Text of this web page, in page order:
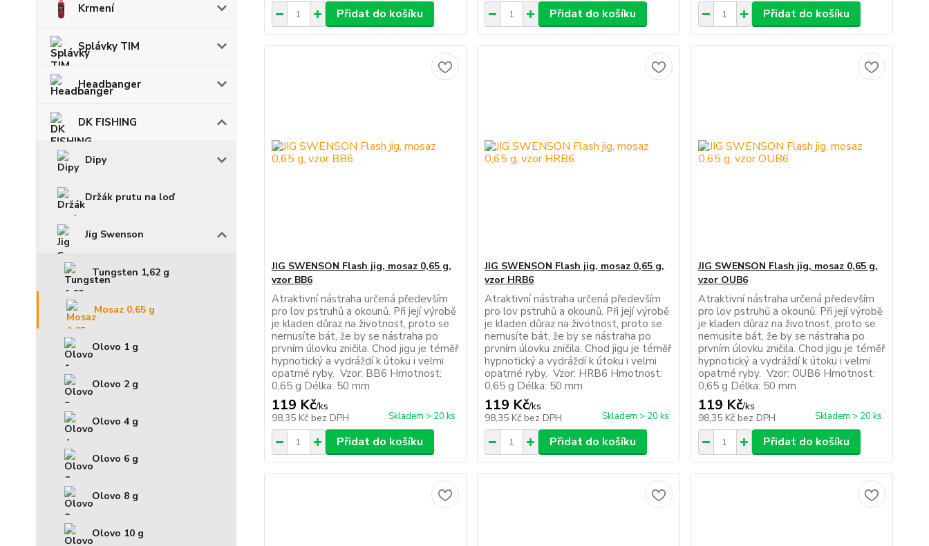
Krmení
Splávky TIM
Headbanger
DK FISHING
Dipy
Držák prutu na loď
Jig Swenson
Tungsten 1,62 g
Mosaz 0,65 g
Olovo 1 g
Olovo 2 g
Olovo 4 g
Olovo 6 g
Olovo 8 g
Olovo 10 g
Přidat do košíku Přidat do košíku Přidat do košíku
JIG SWENSON Flash jig, mosaz 0,65 g,
vzor BB6
Atraktivní nástraha určená především
pro lov pstruhů a okounů. Při její výrobě
je kladen důraz na životnost, proto se
nemusíte bát, že by se nástraha po
prvním úlovku zničila. Chod jigu je téměř
hypnotický a vydráždí k útoku i velmi
opatrné ryby. Vzor: BB6 Hmotnost:
0,65 g Délka: 50 mm
119 Kč/ks
98,35 Kč bez DPH Skladem > 20 ks
Přidat do košíku
JIG SWENSON Flash jig, mosaz 0,65 g,
vzor HRB6
Atraktivní nástraha určená především
pro lov pstruhů a okounů. Při její výrobě
je kladen důraz na životnost, proto se
nemusíte bát, že by se nástraha po
prvním úlovku zničila. Chod jigu je téměř
hypnotický a vydráždí k útoku i velmi
opatrné ryby. Vzor: HRB6 Hmotnost:
0,65 g Délka: 50 mm
119 Kč/ks
98,35 Kč bez DPH Skladem > 20 ks
Přidat do košíku
JIG SWENSON Flash jig, mosaz 0,65 g,
vzor OUB6
Atraktivní nástraha určená především
pro lov pstruhů a okounů. Při její výrobě
je kladen důraz na životnost, proto se
nemusíte bát, že by se nástraha po
prvním úlovku zničila. Chod jigu je téměř
hypnotický a vydráždí k útoku i velmi
opatrné ryby. Vzor: OUB6 Hmotnost:
0,65 g Délka: 50 mm
119 Kč/ks
98,35 Kč bez DPH Skladem > 20 ks
Přidat do košíku